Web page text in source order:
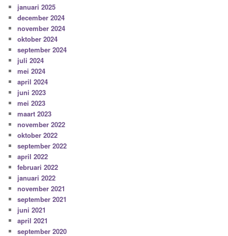
januari 2025
december 2024
november 2024
oktober 2024
september 2024
juli 2024
mei 2024
april 2024
juni 2023
mei 2023
maart 2023
november 2022
oktober 2022
september 2022
april 2022
februari 2022
januari 2022
november 2021
september 2021
juni 2021
april 2021
september 2020